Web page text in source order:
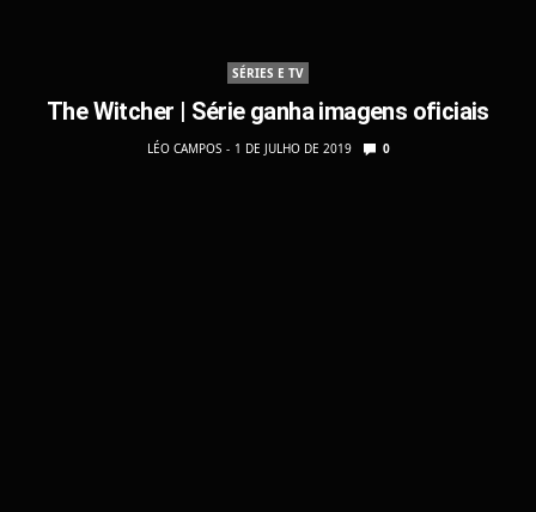
SÉRIES E TV
The Witcher | Série ganha imagens oficiais
LÉO CAMPOS 1 DE JULHO DE 2019 0